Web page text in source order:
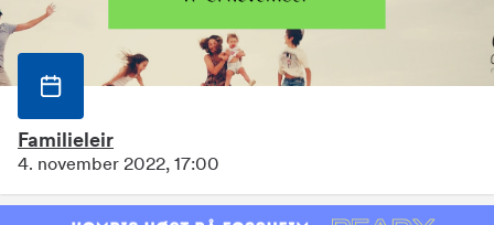
Familieleir
4. november 2022, 17:00